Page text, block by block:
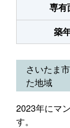
専有
築
さいたま
た地域
2023年にマ
す。